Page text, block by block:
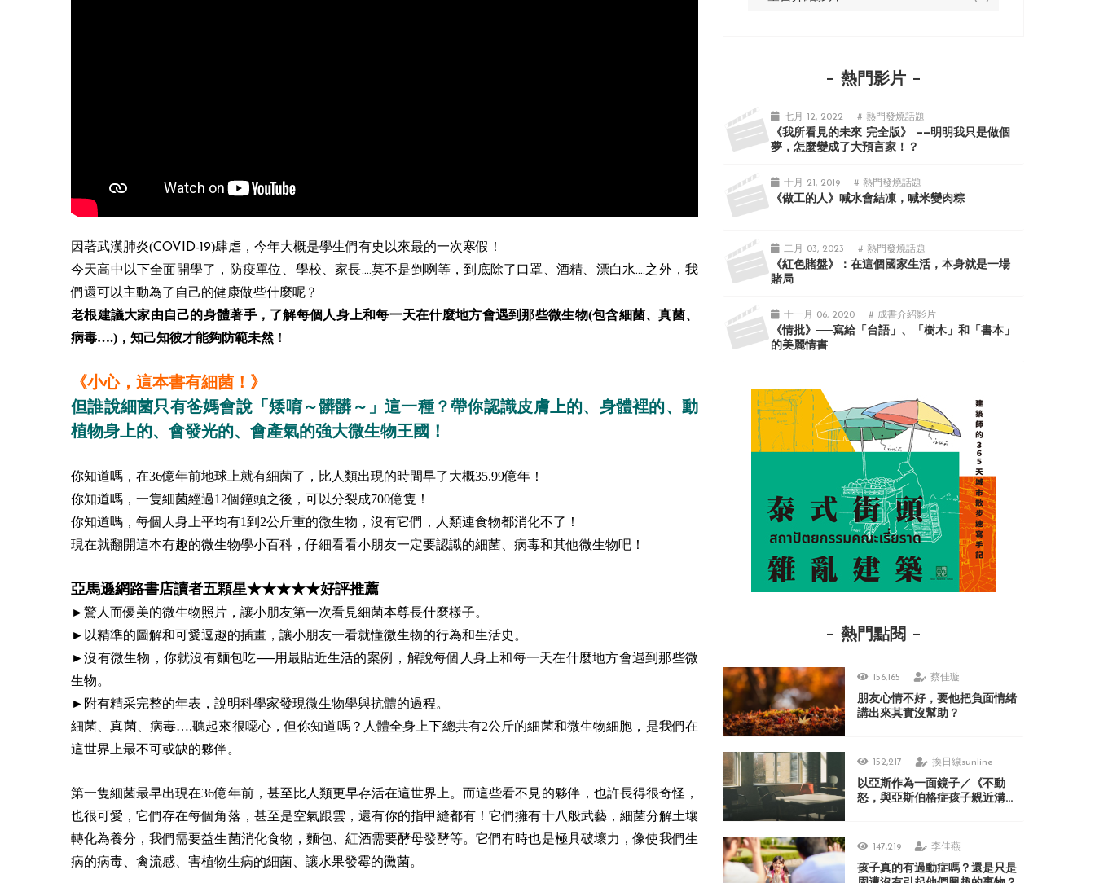
因著武漢肺炎(COVID-19)肆虐， 今年大概是學生們有史以來最的一次寒假！
今天高中以下全面開學了
，防疫單位 、學校、家長....莫不是剉咧等 ，到底除了口罩、酒精、漂白水....之外，我
們還可以主動為了自己的健康做些什麼呢 ﹖
老根建議大家由自己的身體著手，了解每個人身上和每一天在什麼地方會遇到那些微生物(包含細菌、真菌、
病毒….)，知己知彼才能夠防範未然！
《小心，這本書有細菌！》
但誰說細菌只有爸媽會說「矮唷～髒髒～」這一種？帶你認識皮膚上的、身體裡的、動
植物身上的、會發光的、會產氣的強大微生物王國！
你知道嗎，在36億年前地球上就有細菌了，比人類出現的時間早了大概35.99億年！
你知道嗎，一隻細菌經過12個鐘頭之後，可以分裂成700億隻！
你知道嗎，每個人身上平均有1到2公斤重的微生物，沒有它們，人類連食物都消化不了！
現在就翻開這本有趣的微生物學小百科，仔細看看小朋友一定要認識的細菌、病毒和其他微生物吧！
亞馬遜網路書店讀者五顆星★★★★★好評推薦
►驚人而優美的微生物照片，讓小朋友第一次看見細菌本尊長什麼樣子。
►以精準的圖解和可愛逗趣的插畫，讓小朋友一看就懂微生物的行為和生活史。
►沒有微生物，你就沒有麵包吃──用最貼近生活的案例，解說每個人身上和每一天在什麼地方會遇到那些微
生物。
►附有精采完整的年表，說明科學家發現微生物學與抗體的過程。
細菌、真菌、病毒….聽起來很噁心，但你知道嗎？人體全身上下總共有2公斤的細菌和微生物細胞，是我們在
這世界上最不可或缺的夥伴。
第一隻細菌最早出現在36億年前，甚至比人類更早存活在這世界上。而這些看不見的夥伴，也許長得很奇怪，
也很可愛，它們存在每個角落，甚至是空氣跟雲，還有你的指甲縫都有！它們擁有十八般武藝，細菌分解土壤
轉化為養分，我們需要益生菌消化食物，麵包、紅酒需要酵母發酵等。它們有時也是極具破壞力，像使我們生
病的病毒、禽流感、害植物生病的細菌、讓水果發霉的黴菌。
熱門影片
七月 12, 2022 # 熱門發燒話題
《我所看見的未來 完全版》 ——明明我只是做個
夢，怎麼變成了大預言家！？
十月 21, 2019 # 熱門發燒話題
《做工的人》喊水會結凍，喊米變肉粽
二月 03, 2023 # 熱門發燒話題
《紅色賭盤》：在這個國家生活，本身就是一場
賭局
十一月 06, 2020 # 成書介紹影片
《情批》──寫給「台語」、「樹木」和「書本」
的美麗情書
熱門點閱
156,165 蔡佳璇
朋友心情不好，要他把負面情緒
講出來其實沒幫助？
152,217 換日線sunline
以亞斯作為一面鏡子／《不動
怒，與亞斯伯格症孩子親近溝
147,219 李佳燕
孩子真的有過動症嗎？還是只是